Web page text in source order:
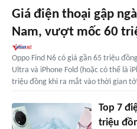
Giá điện thoại gập
Nam, vượt mốc 60
Oppo Find N6 có giá gần 65 triệu
Ultra và iPhone Fold (hoặc có thể là
triệu đồng khi ra mắt vào thời gian
Top 7
triệu